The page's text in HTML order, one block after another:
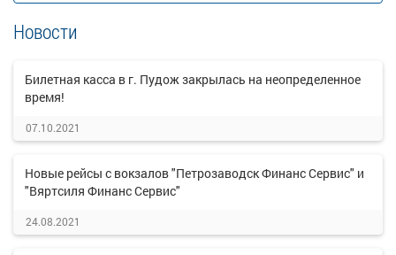
Новости
Билетная касса в г. Пудож закрылась на неопределенное
время!
07.10.2021
Новые рейсы с вокзалов "Петрозаводск Финанс Сервис" и
"Вяртсиля Финанс Сервис"
24.08.2021